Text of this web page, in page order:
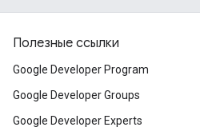
Полезные ссылки
Google Developer Program
Google Developer Groups
Google Developer Experts